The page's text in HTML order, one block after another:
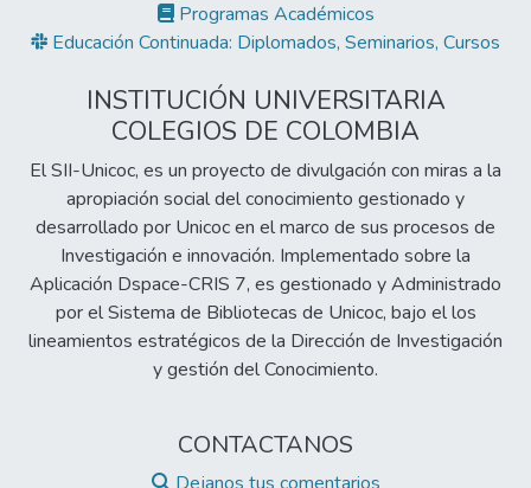
Programas Académicos
Educación Continuada: Diplomados, Seminarios, Cursos
INSTITUCIÓN UNIVERSITARIA
COLEGIOS DE COLOMBIA
El SII-Unicoc, es un proyecto de divulgación con miras a la
apropiación social del conocimiento gestionado y
desarrollado por Unicoc en el marco de sus procesos de
Investigación e innovación. Implementado sobre la
Aplicación Dspace-CRIS 7, es gestionado y Administrado
por el Sistema de Bibliotecas de Unicoc, bajo el los
lineamientos estratégicos de la Dirección de Investigación
y gestión del Conocimiento.
CONTACTANOS